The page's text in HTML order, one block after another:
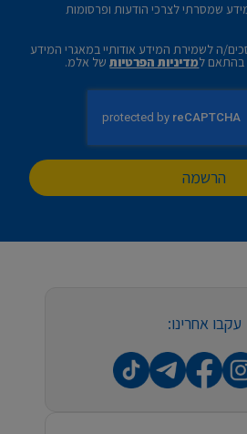
שמסרתי לצרכי הודעות ופרסומות
ה לשמירת המידע אודותיי במאגרי המידע
בהתאם למדיניות הפרטיותשל אלמ.
הרשמה
עקבו אחרינו: